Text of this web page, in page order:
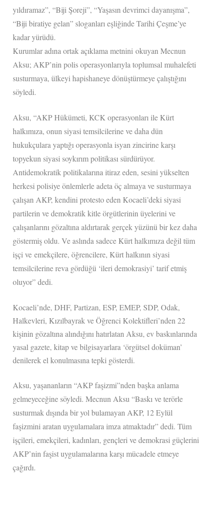
yıldıramaz”, “Biji Şoreji”, “Yaşasın devrimci dayanışma”,
“Biji biratiye gelan” sloganları eşliğinde Tarihi Çeşme’ye
kadar yürüdü.
Kurumlar adına ortak açıklama metnini okuyan Mecnun
Aksu; AKP’nin polis operasyonlarıyla toplumsal muhalefeti
susturmaya, ülkeyi hapishaneye dönüştürmeye çalıştığını
söyledi.
Aksu, “AKP Hükümeti, KCK operasyonları ile Kürt
halkımıza, onun siyasi temsilcilerine ve daha dün
hukukçulara yaptığı operasyonla isyan zincirine karşı
topyekun siyasi soykırım politikası sürdürüyor.
Antidemokratik politikalarına itiraz eden, sesini yükselten
herkesi polisiye önlemlerle adeta öç almaya ve susturmaya
çalışan AKP, kendini protesto eden Kocaeli’deki siyasi
partilerin ve demokratik kitle örgütlerinin üyelerini ve
çalışanlarını gözaltına aldırtarak gerçek yüzünü bir kez daha
göstermiş oldu. Ve aslında sadece Kürt halkımıza değil tüm
işçi ve emekçilere, öğrencilere, Kürt halkının siyasi
temsilcilerine reva gördüğü ‘ileri demokrasiyi’ tarif etmiş
oluyor” dedi.
Kocaeli’nde, DHF, Partizan, ESP, EMEP, SDP, Odak,
Halkevleri, Kızılbayrak ve Öğrenci Kolektifleri’nden 22
kişinin gözaltına alındığını hatırlatan Aksu, ev baskınlarında
yasal gazete, kitap ve bilgisayarlara ‘örgütsel doküman’
denilerek el konulmasına tepki gösterdi.
Aksu, yaşananların “AKP faşizmi”nden başka anlama
gelmeyeceğine söyledi. Mecnun Aksu “Baskı ve terörle
susturmak dışında bir yol bulamayan AKP, 12 Eylül
faşizmini aratan uygulamalara imza atmaktadır” dedi. Tüm
işçileri, emekçileri, kadınları, gençleri ve demokrasi güçlerini
AKP’nin faşist uygulamalarına karşı mücadele etmeye
çağırdı.